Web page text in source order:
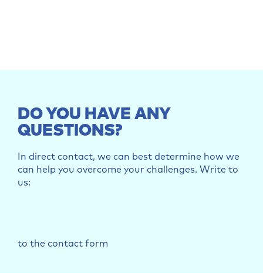
DO YOU HAVE ANY
QUESTIONS?
In direct contact, we can best determine how we
can help you overcome your challenges. Write to
us:
to the contact form